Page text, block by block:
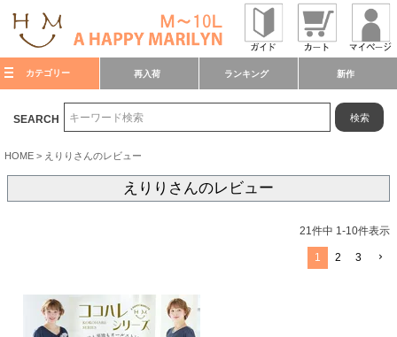
カテゴリー 再入荷 ランキング 新作
SEARCH 検索
HOME えりりさんのレビュー
えりりさんのレビュー
21件中 1-10件表示
1 2 3